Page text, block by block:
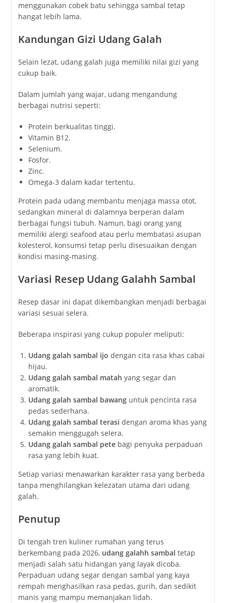
menggunakan cobek batu sehingga sambal tetap
hangat lebih lama.
Kandungan Gizi Udang Galah
Selain lezat, udang galah juga memiliki nilai gizi yang
cukup baik.
Dalam jumlah yang wajar, udang mengandung
berbagai nutrisi seperti:
Protein berkualitas tinggi.
Vitamin B12.
Selenium.
Fosfor.
Zinc.
Omega-3 dalam kadar tertentu.
Protein pada udang membantu menjaga massa otot,
sedangkan mineral di dalamnya berperan dalam
berbagai fungsi tubuh. Namun, bagi orang yang
memiliki alergi seafood atau perlu membatasi asupan
kolesterol, konsumsi tetap perlu disesuaikan dengan
kondisi masing-masing.
Variasi Resep Udang Galahh Sambal
Resep dasar ini dapat dikembangkan menjadi berbagai
variasi sesuai selera.
Beberapa inspirasi yang cukup populer meliputi:
Udang galah sambal ijo dengan cita rasa khas cabai
hijau.
Udang galah sambal matah yang segar dan
aromatik.
Udang galah sambal bawanguntuk pencinta rasa
pedas sederhana.
Udang galah sambal terasi dengan aroma khas yang
semakin menggugah selera.
Udang galah sambal petebagi penyuka perpaduan
rasa yang lebih kuat.
Setiap variasi menawarkan karakter rasa yang berbeda
tanpa menghilangkan kelezatan utama dari udang
galah.
Penutup
Di tengah tren kuliner rumahan yang terus
berkembang pada 2026, udang galahh sambal tetap
menjadi salah satu hidangan yang layak dicoba.
Perpaduan udang segar dengan sambal yang kaya
rempah menghasilkan rasa pedas, gurih, dan sedikit
manis yang mampu memanjakan lidah.